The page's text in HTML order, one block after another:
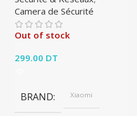
Camera de Sécurité
Out of stock
299.00 DT
BRAND Xiaomi